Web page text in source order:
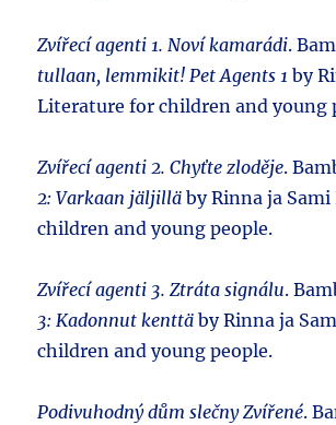
Zvířecí agenti 1. Noví kamarádi.
tullaan, lemmikit! Pet Agents 1 by
Literature for children and young
Zvířecí agenti 2. Chyťte zloděje.
2: Varkaan jäljillä by Rinna ja
children and young people.
Zvířecí agenti 3. Ztráta signálu.
3: Kadonnut kenttä by Rinna ja
children and young people.
Podivuhodný dům slečny Zvířené.